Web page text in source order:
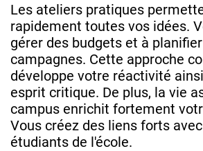
Les ateliers pratiques
rapidement toutes vos idées.
gérer des budgets et à
campagnes. Cette approche
développe votre réactivité
esprit critique. De plus, la vie
campus enrichit fortement
Vous créez des liens forts
étudiants de l'école.